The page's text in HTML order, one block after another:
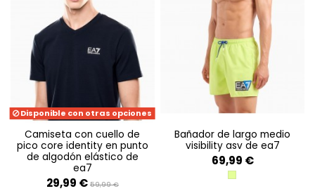
Disponible con otras opciones
camiseta con cuello de
pico core identity en punto
de algodón elástico de
ea7
29,99 € 59,99 €
bañador de largo medio
visibility asv de ea7
69,99 €
ACID LIME